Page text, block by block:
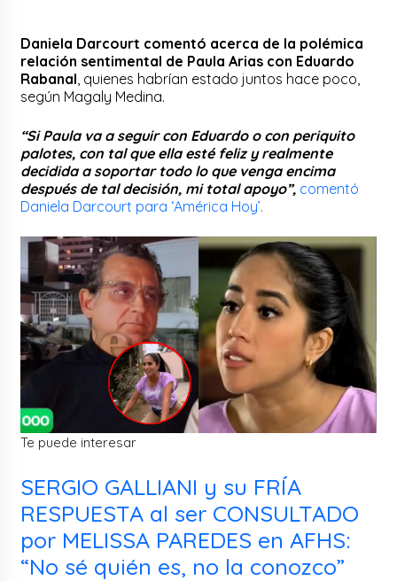
Daniela Darcourt comentó acerca de la polémica
relación sentimental de Paula Arias con Eduardo
Rabanal , quienes habrían estado juntos hace poco,
según Magaly Medina.
“Si Paula va a seguir con Eduardo o con periquito
palotes, con tal que ella esté feliz y realmente
decidida a soportar todo lo que venga encima
después de tal decisión, mi total apoyo”, comentó
Daniela Darcourt para ‘América Hoy’.
Te puede interesar
SERGIO GALLIANI y su FRÍA
RESPUESTA al ser CONSULTADO
por MELISSA PAREDES en AFHS:
“No sé quién es, no la conozco”